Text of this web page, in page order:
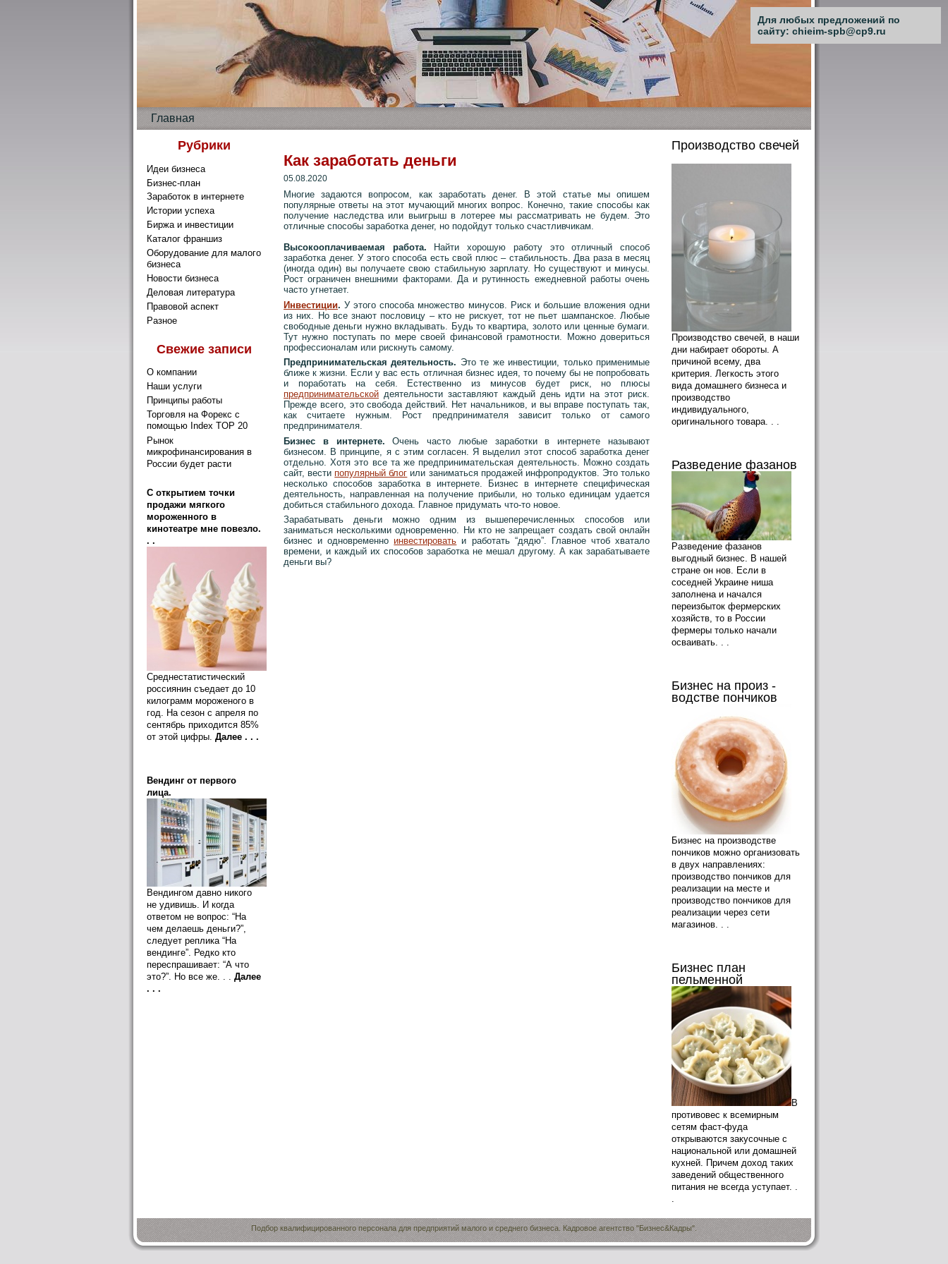
Главная
Рубрики
Идеи бизнеса
Бизнес-план
Заработок в интернете
Истории успеха
Биржа и инвестиции
Каталог франшиз
Оборудование для малого
бизнеса
Новости бизнеса
Деловая литература
Правовой аспект
Разное
Свежие записи
О компании
Наши услуги
Принципы работы
Торговля на Форекс с
помощью Index TOP 20
Рынок
микрофинансирования в
России будет расти
C открытием точки
продажи мягкого
мороженного в
кинотеатре мне повезло.
. .
Среднестатистический
россиянин съедает до 10
килограмм мороженого в
год. На сезон с апреля по
сентябрь приходится 85%
от этой цифры. Далее . . .
Вендинг от первого
лица.
Вендингом давно никого
не удивишь. И когда
ответом не вопрос: “На
чем делаешь деньги?”,
следует реплика “На
вендинге”. Редко кто
переспрашивает: “А что
это?”. Но все же. . . Далее
. . .
Как заработать деньги
05.08.2020
Многие задаются вопросом, как заработать денег. В этой статье мы опишем
популярные ответы на этот мучающий многих вопрос. Конечно, такие способы как
получение наследства или выигрыш в лотерее мы рассматривать не будем. Это
отличные способы заработка денег, но подойдут только счастливчикам.
Высокооплачиваемая работа. Найти хорошую работу это отличный способ
заработка денег. У этого способа есть свой плюс – стабильность. Два раза в месяц
(иногда один) вы получаете свою стабильную зарплату. Но существуют и минусы.
Рост ограничен внешними факторами. Да и рутинность ежедневной работы очень
часто угнетает.
Инвестиции.У этого способа множество минусов. Риск и большие вложения одни
из них. Но все знают пословицу – кто не рискует, тот не пьет шампанское. Любые
свободные деньги нужно вкладывать. Будь то квартира, золото или ценные бумаги.
Тут нужно поступать по мере своей финансовой грамотности. Можно довериться
профессионалам или рискнуть самому.
Предпринимательская деятельность. Это те же инвестиции, только применимые
ближе к жизни. Если у вас есть отличная бизнес идея, то почему бы не попробовать
и поработать на себя. Естественно из минусов будет риск, но плюсы
предпринимательской деятельности заставляют каждый день идти на этот риск.
Прежде всего, это свобода действий. Нет начальников, и вы вправе поступать так,
как считаете нужным. Рост предпринимателя зависит только от самого
предпринимателя.
Бизнес в интернете. Очень часто любые заработки в интернете называют
бизнесом. В принципе, я с этим согласен. Я выделил этот способ заработка денег
отдельно. Хотя это все та же предпринимательская деятельность. Можно создать
сайт, вестипопулярный блог или заниматься продажей инфропродуктов. Это только
несколько способов заработка в интернете. Бизнес в интернете специфическая
деятельность, направленная на получение прибыли, но только единицам удается
добиться стабильного дохода. Главное придумать что-то новое.
Зарабатывать деньги можно одним из вышеперечисленных способов или
заниматься несколькими одновременно. Ни кто не запрещает создать свой онлайн
бизнес и одновременноинвестировать и работать “дядю”. Главное чтоб хватало
времени, и каждый их способов заработка не мешал другому. А как зарабатываете
деньги вы?
Производство свечей
Производство свечей, в наши
дни набирает обороты. А
причиной всему, два
критерия. Легкость этого
вида домашнего бизнеса и
производство
индивидуального,
оригинального товара. . .
Разведение фазанов
Разведение фазанов
выгодный бизнес. В нашей
стране он нов. Если в
соседней Украине ниша
заполнена и начался
переизбыток фермерских
хозяйств, то в России
фермеры только начали
осваивать. . .
Бизнес на произ -
водстве пончиков
Бизнес на производстве
пончиков можно организовать
в двух направлениях:
производство пончиков для
реализации на месте и
производство пончиков для
реализации через сети
магазинов. . .
Бизнес план
пельменной
В
противовес к всемирным
сетям фаст-фуда
открываются закусочные с
национальной или домашней
кухней. Причем доход таких
заведений общественного
питания не всегда уступает. .
.
Подбор квалифицированного персонала для предприятий малого и среднего бизнеса. Кадровое агентство "Бизнес&Кадры".
Для любых предложений по
сайту: chieim-spb@cp9.ru